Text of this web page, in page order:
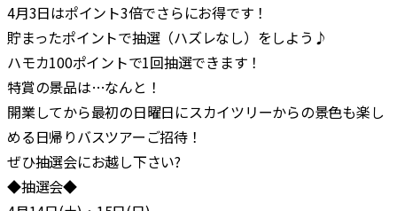
4月3日はポイント3倍でさらにお得です！
貯まったポイントで抽選（ハズレなし）をしよう♪
ハモカ100ポイントで1回抽選できます！
特賞の景品は…なんと！
開業してから最初の日曜日にスカイツリーからの景色も楽し
める日帰りバスツアーご招待！
ぜひ抽選会にお越し下さい?
◆抽選会◆